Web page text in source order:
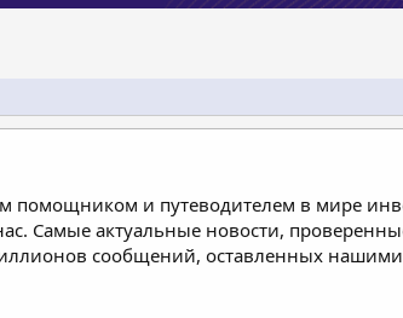
помощником и путеводителем в мире
Самые актуальные новости,
сообщений, оставленных